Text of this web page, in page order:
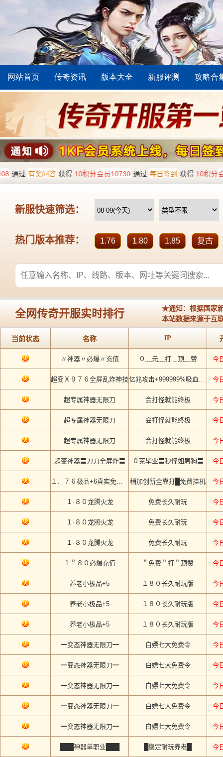
网站首页 传奇资讯 版本大全 新服评测 攻略合